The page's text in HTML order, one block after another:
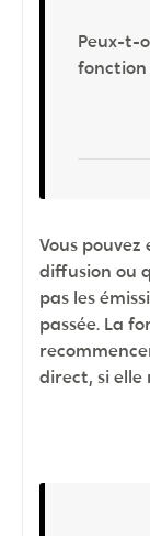
Peux-t-
fonction
Vous
diffusion ou
pas les
passée. La
direct, si elle